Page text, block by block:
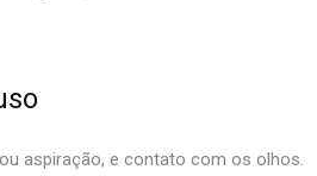
aspiração, e contato com os olhos.